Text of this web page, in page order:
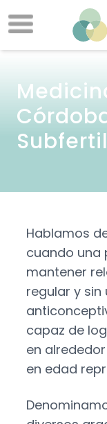
Hablamos
cuando una
mantener
regular y
capaz de
en alrededor
en edad